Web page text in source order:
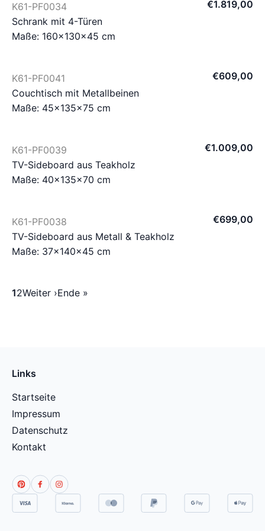
K61-PF0034 €1.819,00
Schrank mit 4-Türen
Maße: 160×130×45 cm
K61-PF0041 €609,00
Couchtisch mit Metallbeinen
Maße: 45×135×75 cm
K61-PF0039 €1.009,00
TV-Sideboard aus Teakholz
Maße: 40×135×70 cm
K61-PF0038 €699,00
TV-Sideboard aus Metall & Teakholz
Maße: 37×140×45 cm
12Weiter ›Ende »
Links
Startseite
Impressum
Datenschutz
Kontakt